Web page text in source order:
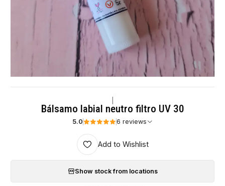
Bálsamo labial neutro filtro UV 30
5.0 6 reviews
Add to Wishlist
Show stock from locations